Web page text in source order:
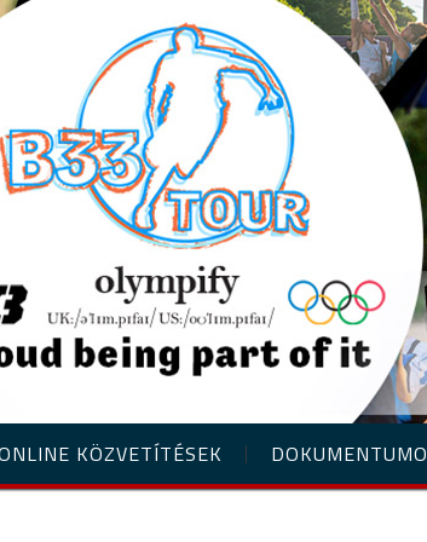
KÖZVETÍTÉSEK